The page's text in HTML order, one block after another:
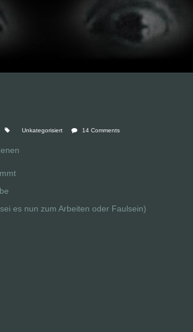
Unkategorisiert 14 Comments
es nun zum Arbeiten oder Faulsein)